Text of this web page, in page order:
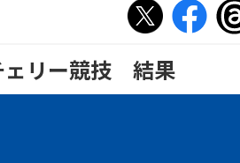
ェリー競技 結果